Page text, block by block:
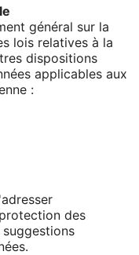
général sur la
lois relatives à la
dispositions
applicables aux
:
des